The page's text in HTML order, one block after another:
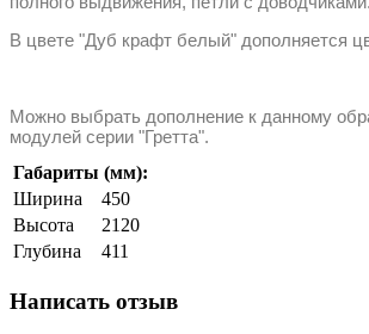
В цвете "Дуб крафт белый" дополняется
Можно выбрать дополнение к данному
модулей серии "Гретта".
Габариты (мм):
Ширина
450
Высота
2120
Глубина
411
Написать отзыв